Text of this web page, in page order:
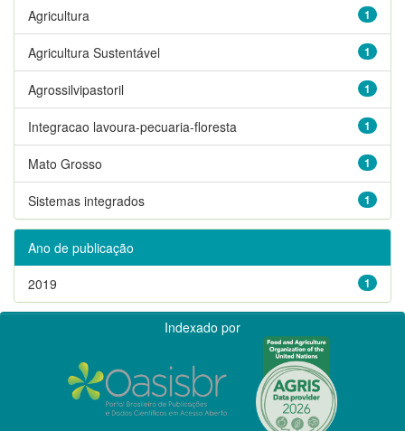
1
Agricultura
1
Agricultura Sustentável
1
Agrossilvipastoril
1
Integracao lavoura-pecuaria-floresta
1
Mato Grosso
1
Sistemas integrados
Ano de publicação
1
2019
Indexado por